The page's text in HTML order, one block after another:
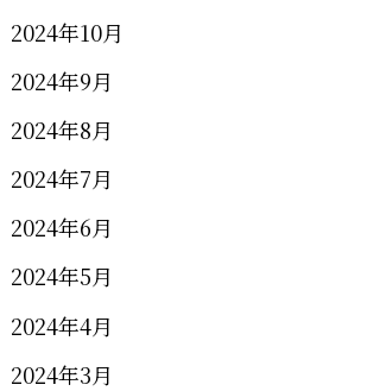
2024年10月
2024年9月
2024年8月
2024年7月
2024年6月
2024年5月
2024年4月
2024年3月